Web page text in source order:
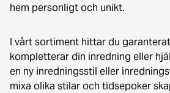
hem personligt och unikt.
I vårt sortiment hittar du
kompletterar din inredning eller
en ny inredningsstil eller
mixa olika stilar och tidsepoker